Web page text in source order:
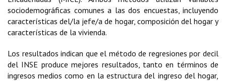
sociodemográficas comunes a las dos encuestas, incluyendo
características del/la jefe/a de hogar, composición del hogar y
características de la vivienda.
Los resultados indican que el método de regresiones por decil
del INSE produce mejores resultados, tanto en términos de
ingresos medios como en la estructura del ingreso del hogar,